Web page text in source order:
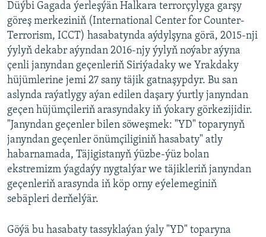
Düýbi Gagada ýerleşýän Halkara terrorçylyga garşy
göreş merkeziniň (International Center for Counter-
Terrorism, ICCT) hasabatynda aýdylşyna görä, 2015-nji
ýylyň dekabr aýyndan 2016-njy ýylyň noýabr aýyna
çenli janyndan geçenleriň Siriýadaky we Yrakdaky
hüjümlerine jemi 27 sany täjik gatnaşypdyr. Bu san
aslynda raýatlygy aýan edilen daşary ýurtly janyndan
geçen hüjümçileriň arasyndaky iň ýokary görkezijidir.
"Janyndan geçenler bilen söweşmek: "YD" toparynyň
janyndan geçenler önümçiliginiň hasabaty" atly
habarnamada, Täjigistanyň ýüzbe-ýüz bolan
ekstremizm ýagdaýy nygtalýar we täjikleriň janyndan
geçenleriň arasynda iň köp orny eýelemeginiň
sebäpleri derňelýär.
Göýä bu hasabaty tassyklaýan ýaly "YD" toparyna